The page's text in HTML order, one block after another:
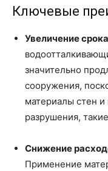
Ключевые
Увеличение
значительно
сооружения,
материалы стен
разрушения,
Снижение
Применение